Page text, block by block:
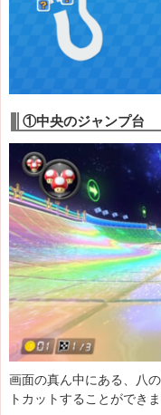
①中央のジャンプ台
画面の真ん中にある、八
トカットすることができま